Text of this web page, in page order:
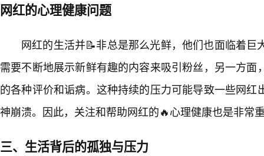
网红的心理健康问题
网红的生活并📝非总是那么光鲜，他们也面临着巨
需要不断地展示新鲜有趣的内容来吸引粉丝，另一方面
的各种评价和诟病。这种持续的压力可能导致一些网红
神崩溃。因此，关注和帮助网红的🔥心理健康也是非常
三、生活背后的孤独与压力